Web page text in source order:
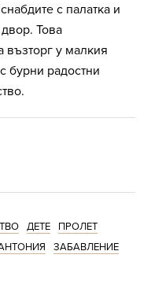
с палатка и
Това
у малкия
бурни радостни
ДЕТЕ
ПРОЛЕТ
ЗАБАВЛЕНИЕ